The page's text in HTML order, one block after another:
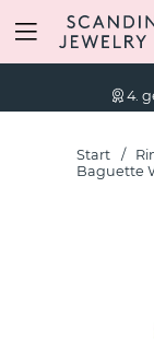
4.
Start
Baguette